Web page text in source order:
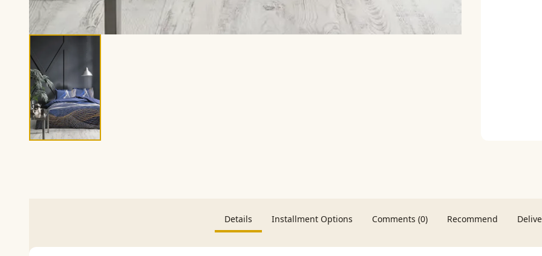
Details Installment Options Comments (0) Recommend